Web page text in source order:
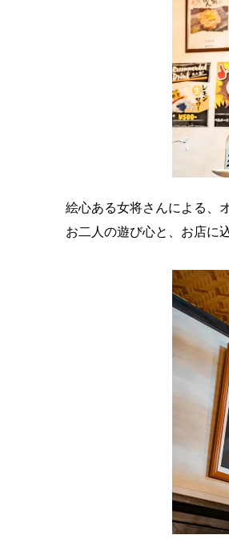
絵心ある女将さんによる、
お二人の遊び心と、お店に